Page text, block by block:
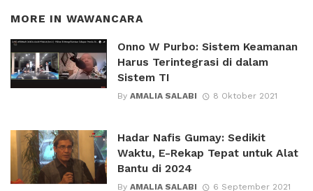
MORE IN WAWANCARA
Onno W Purbo: Sistem Keamanan
Harus Terintegrasi di dalam
Sistem TI
By AMALIA SALABI 8 Oktober 2021
Hadar Nafis Gumay: Sedikit
Waktu, E-Rekap Tepat untuk Alat
Bantu di 2024
By AMALIA SALABI 6 September 2021